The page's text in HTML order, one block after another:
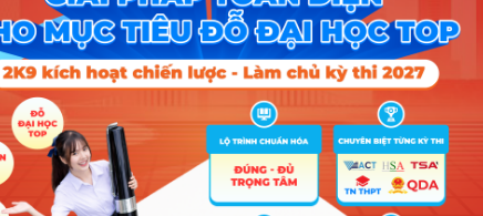
Kỹ thuật môi trường